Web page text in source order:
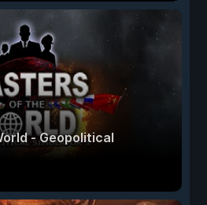
- Geopolitical